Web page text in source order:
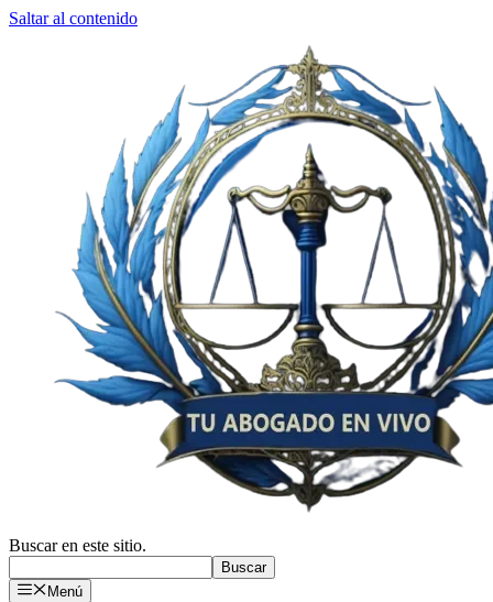
Saltar al contenido
Buscar en este sitio.
Buscar
Menú